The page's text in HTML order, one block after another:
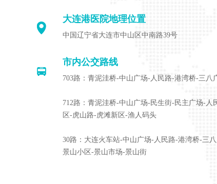
大连港医院地理位置
中国辽宁省大连市中山区中南路39号
市内公交路线
703路：青泥洼桥-中山广场-人民路-港湾桥-三
712路：青泥洼桥-中山广场-民生街-民主广场-
区-虎山路-虎滩新区-渔人码头
30路：大连火车站-中山广场-人民路-港湾桥-三
景山小区-景山市场-景山街